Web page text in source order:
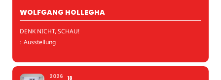
WOLFGANG HOLLEGHA
DENK NICHT, SCHAU!
: Ausstellung
2026 18